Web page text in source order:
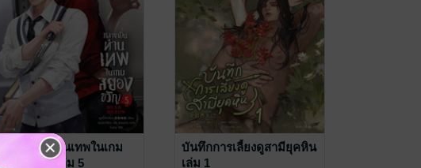
กลายเป็นท่านเทพในเกม
สยองขวัญ เล่ม 5
บันทึกการเลี้ยงดูสามียุคหิน
เล่ม 1